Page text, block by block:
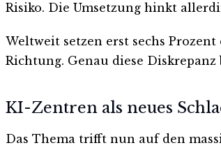
Risiko. Die Umsetzung hinkt
Weltweit setzen erst sechs
Richtung. Genau diese
KI-Zentren als neues
Das Thema trifft nun auf den